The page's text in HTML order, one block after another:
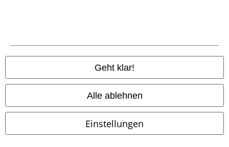
Geht klar!
Alle ablehnen
Einstellungen
EMP Online Shops
EMP International